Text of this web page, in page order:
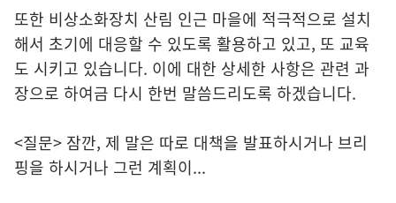
또한 비상소화장치 산림 인근 마을에 적극적으로 설치
해서 초기에 대응할 수 있도록 활용하고 있고, 또 교육
도 시키고 있습니다. 이에 대한 상세한 사항은 관련 과
장으로 하여금 다시 한번 말씀드리도록 하겠습니다.
<질문> 잠깐, 제 말은 따로 대책을 발표하시거나 브리
핑을 하시거나 그런 계획이...